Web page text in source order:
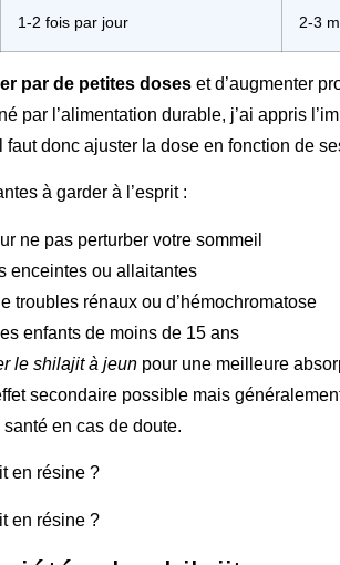
1-2 fois par jour 2-3
par de petites doses et d’augmenter
par l’alimentation durable, j’ai appris
donc ajuster la dose en fonction de
à garder à l’esprit :
ne pas perturber votre sommeil
enceintes ou allaitantes
troubles rénaux ou d’hémochromatose
enfants de moins de 15 ans
le shilajit à jeun pour une meilleure
secondaire possible mais
en cas de doute.